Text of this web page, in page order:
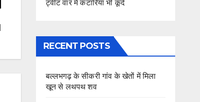
ट्वीट वार में कटारिया भी कूदे
RECENT POSTS
बल्लभगढ़ के सीकरी गांव के खेतों में मिला
खून से लथपथ शव